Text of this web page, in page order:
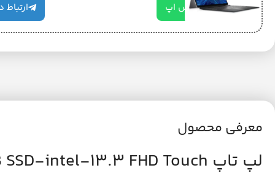
ارتباط در واتس اپ ارتباط
معرفی محصول
لپ تاپ Latitude 7320-i5-1140G7-16GB-256GB SSD-intel-13.3 FHD Touch